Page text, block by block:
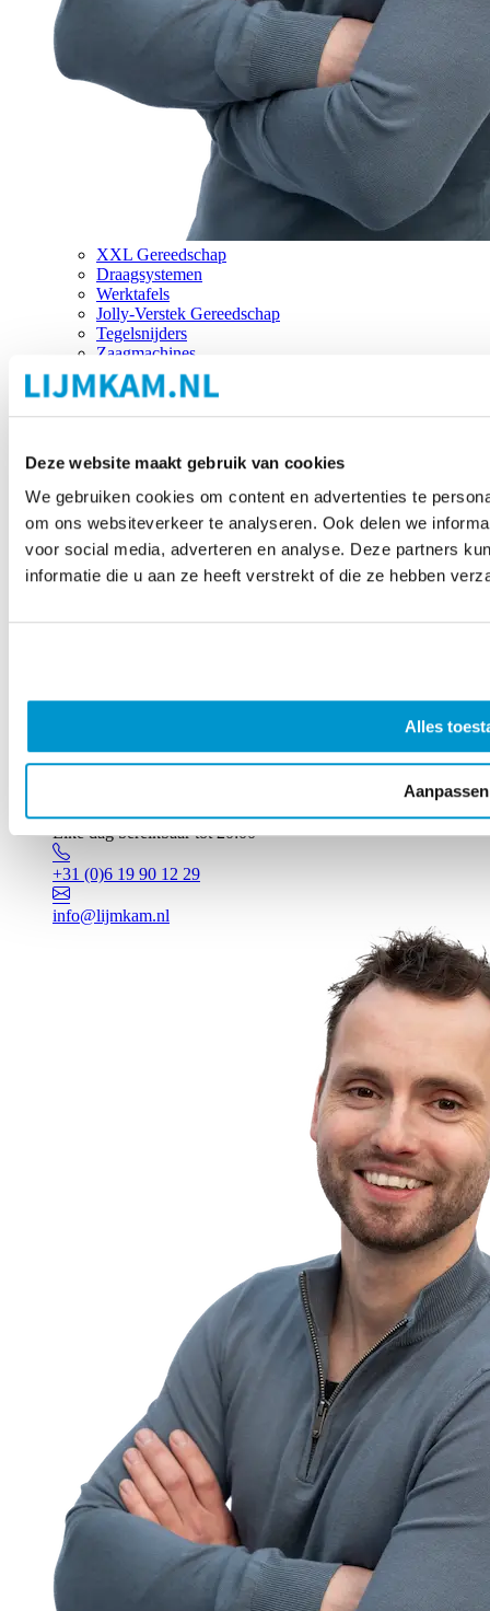
Deze website maakt gebruik van cookies
We gebruiken cookies om content en advertenties te
om ons websiteverkeer te analyseren. Ook delen we
voor social media, adverteren en analyse. Deze partners
informatie die u aan ze heeft verstrekt of die ze hebben
Alles
Aanpassen
XXL Gereedschap
Draagsystemen
Werktafels
Jolly-Verstek Gereedschap
Tegelsnijders
Zaagmachines
Merken
Elke dag bereikbaar tot 20:00
+31 (0)6 19 90 12 29
info@lijmkam.nl